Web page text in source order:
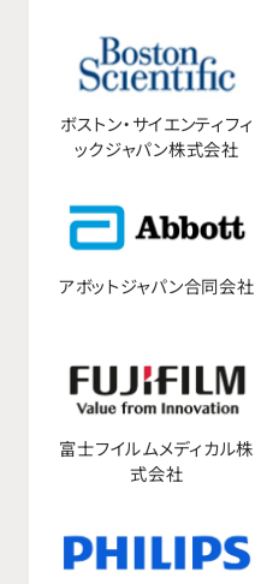
ボストン・サイエンティフィ
ックジャパン株式会社
アボットジャパン合同会社
富士フイルムメディカル株
式会社